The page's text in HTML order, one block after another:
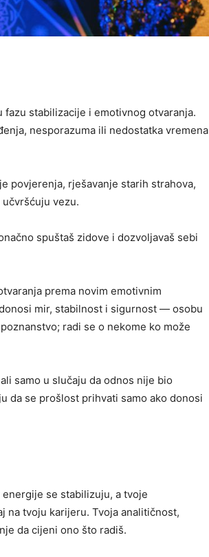
stabilizacije i emotivnog otvaranja.
nesporazuma ili nedostatka vremena
povjerenja, rješavanje starih strahova,
vezu.
spuštaš zidove i dozvoljavaš sebi
prema novim emotivnim
mir, stabilnost i sigurnost — osobu
radi se o nekome ko može
samo u slučaju da odnos nije bio
da se prošlost prihvati samo ako donosi
se stabilizuju, a tvoje
na tvoju karijeru. Tvoja analitičnost,
da cijeni ono što radiš.